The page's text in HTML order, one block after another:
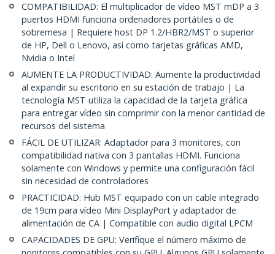
COMPATIBILIDAD: El multiplicador de vídeo MST mDP a 3
puertos HDMI funciona ordenadores portátiles o de
sobremesa | Requiere host DP 1.2/HBR2/MST o superior
de HP, Dell o Lenovo, así como tarjetas gráficas AMD,
Nvidia o Intel
AUMENTE LA PRODUCTIVIDAD: Aumente la productividad
al expandir su escritorio en su estación de trabajo | La
tecnología MST utiliza la capacidad de la tarjeta gráfica
para entregar vídeo sin comprimir con la menor cantidad de
recursos del sistema
FÁCIL DE UTILIZAR: Adaptador para 3 monitores, con
compatibilidad nativa con 3 pantallas HDMI. Funciona
solamente con Windows y permite una configuración fácil
sin necesidad de controladores
PRACTICIDAD: Hub MST equipado con un cable integrado
de 19cm para vídeo Mini DisplayPort y adaptador de
alimentación de CA | Compatible con audio digital LPCM
CAPACIDADES DE GPU: Verifique el número máximo de